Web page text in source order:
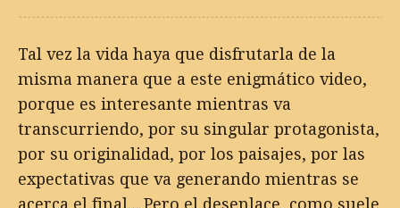
Tal vez la vida haya que disfrutarla de la
misma manera que a este enigmático video,
porque es interesante mientras va
transcurriendo, por su singular protagonista,
por su originalidad, por los paisajes, por las
expectativas que va generando mientras se
acerca el final… Pero el desenlace, como suele